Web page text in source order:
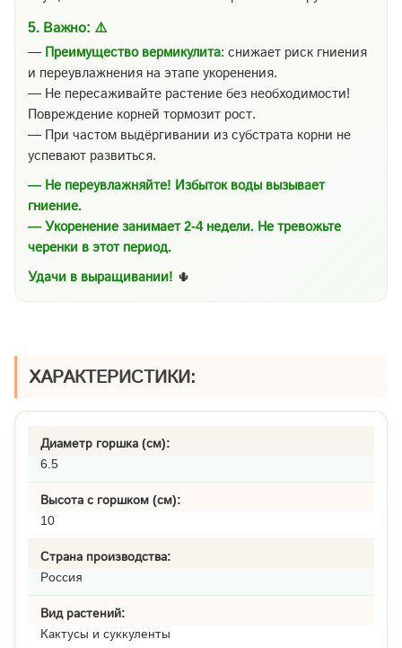
5. Важно: ⚠️
— Преимущество вермикулита: снижает риск гниения
и переувлажнения на этапе укоренения.
— Не пересаживайте растение без необходимости!
Повреждение корней тормозит рост.
— При частом выдёргивании из субстрата корни не
успевают развиться.
— Не переувлажняйте! Избыток воды вызывает
гниение.
— Укоренение занимает 2-4 недели. Не тревожьте
черенки в этот период.
Удачи в выращивании! 🌵
ХАРАКТЕРИСТИКИ:
Диаметр горшка (см):
6.5
Высота с горшком (см):
10
Страна производства:
Россия
Вид растений:
Кактусы и суккуленты